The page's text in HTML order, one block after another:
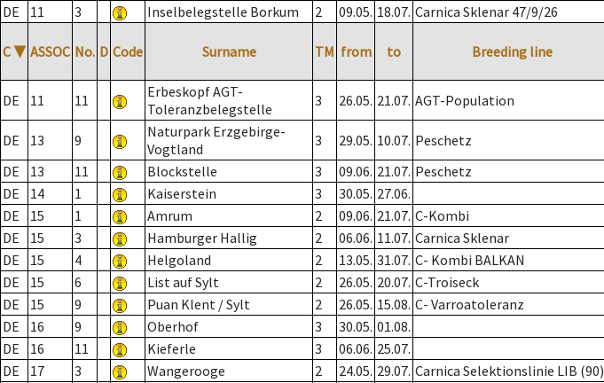
DE
11 3 Inselbelegstelle Borkum 2 09.05. 18.07. Carnica Sklenar 47/9/26
C ▼ ASSOC No. D Code Surname TM from to Breeding line
DE 11 11
Erbeskopf AGT-
Toleranzbelegstelle
3 26.05. 21.07. AGT-Population
DE 13 9
Naturpark Erzgebirge-
Vogtland
3 29.05. 10.07. Peschetz
DE
13 11 Blockstelle 3 09.06. 21.07. Peschetz
DE
14 1 Kaiserstein 3 30.05. 27.06.
DE
15 1 Amrum 2 09.06. 21.07. C-Kombi
DE
15 3 Hamburger Hallig 2 06.06. 11.07. Carnica Sklenar
DE
15 4 Helgoland 2 13.05. 31.07. C- Kombi BALKAN
DE
15 6 List auf Sylt 2 26.05. 20.07. C-Troiseck
DE
15 9 Puan Klent / Sylt 2 26.05. 15.08. C- Varroatoleranz
DE
16 9 Oberhof 3 30.05. 01.08.
DE
16 11 Kieferle 3 06.06. 25.07.
DE
17 3 Wangerooge 2 24.05. 29.07. Carnica Selektionslinie LIB (90)